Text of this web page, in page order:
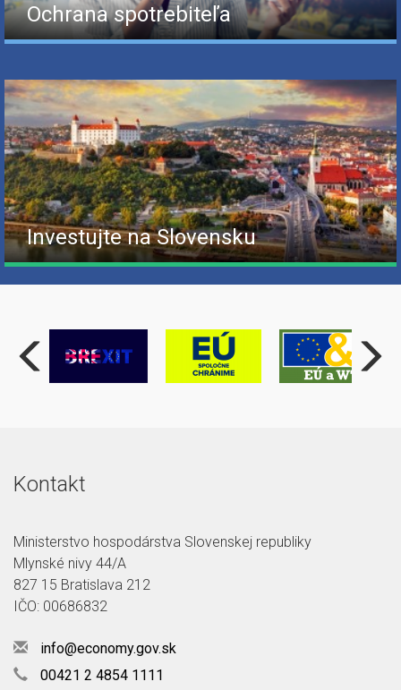
Ochrana spotrebiteľa
Investujte na Slovensku
Kontakt
Ministerstvo hospodárstva Slovenskej republiky
Mlynské nivy 44/A
827 15 Bratislava 212
IČO: 00686832
info@economy.gov.sk
00421 2 4854 1111